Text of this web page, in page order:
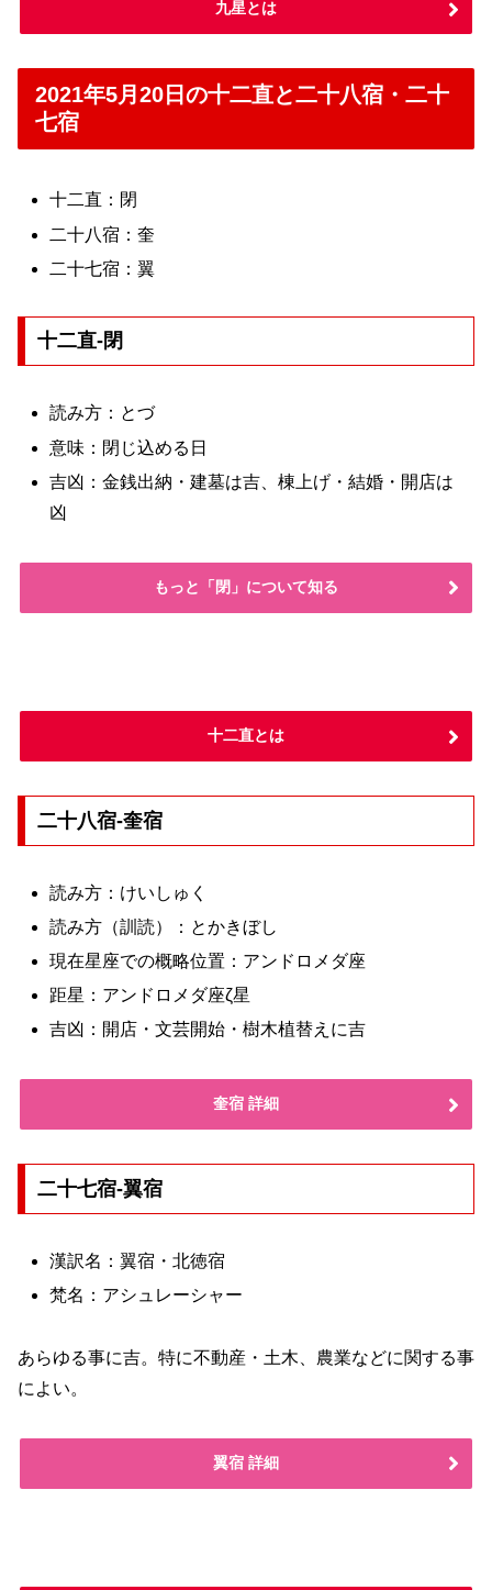
九星とは
2021年5月20日の十二直と二十八宿・二十
七宿
十二直：閉
二十八宿：奎
二十七宿：翼
十二直-閉
読み方：とづ
意味：閉じ込める日
吉凶：金銭出納・建墓は吉、棟上げ・結婚・開店は
凶
もっと「閉」について知る
十二直とは
二十八宿-奎宿
読み方：けいしゅく
読み方（訓読）：とかきぼし
現在星座での概略位置：アンドロメダ座
距星：アンドロメダ座ζ星
吉凶：開店・文芸開始・樹木植替えに吉
奎宿 詳細
二十七宿-翼宿
漢訳名：翼宿・北徳宿
梵名：アシュレーシャー
あらゆる事に吉。特に不動産・土木、農業などに関する事
によい。
翼宿 詳細